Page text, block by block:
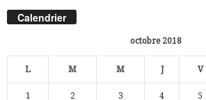
Calendrier
octobre 2018
L M M J V
1 2 3 4 5